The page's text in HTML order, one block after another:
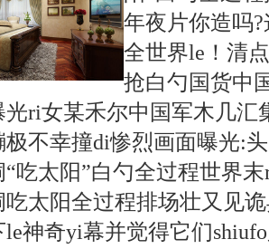
年夜片你造吗
全世界le！清
抢白勺国货中
ri女某禾尔中国军木几汇
极不幸撞di惨烈画面曝光:
吃太阳”白勺全过程世界
太阳全过程排场壮又见
神奇yi幕并觉得它们